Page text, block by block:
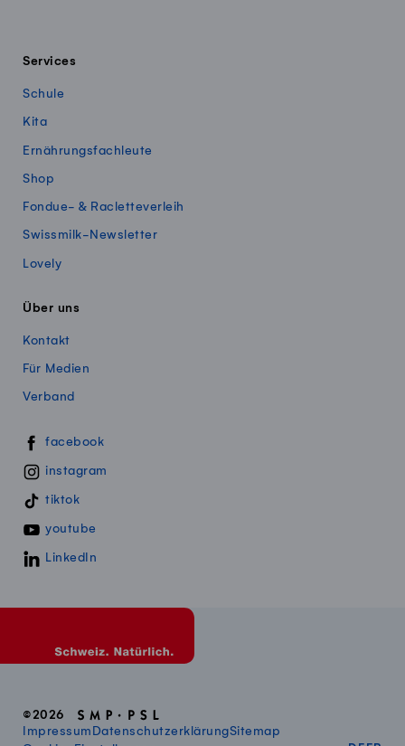
Services
Schule
Kita
Ernährungsfachleute
Shop
Fondue- & Racletteverleih
Swissmilk-Newsletter
Lovely
Über uns
Kontakt
Für Medien
Verband
Swissmillk auf Social Media
facebook
instagram
tiktok
youtube
LinkedIn
©2026
Impressum DatenschutzerklärungSitemap